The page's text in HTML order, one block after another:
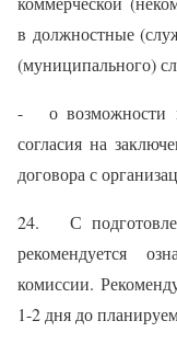
в должностные
(муниципального)
- о возможности
согласия на
договора с
24. С
рекомендуется
комиссии.
1-2 дня до